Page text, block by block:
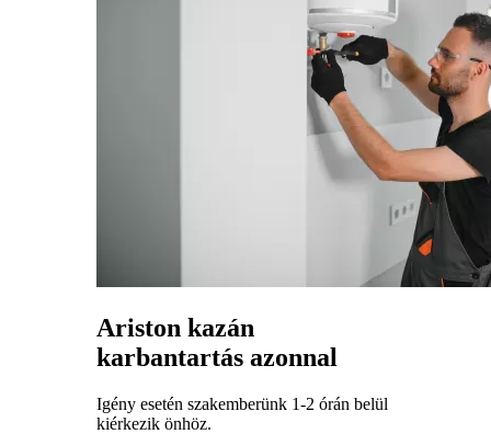
Ariston kazán
karbantartás azonnal
Igény esetén szakemberünk 1-2 órán belül
kiérkezik önhöz.